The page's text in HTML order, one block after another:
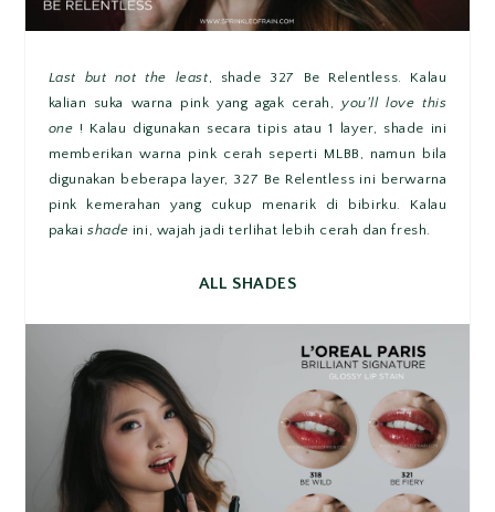
Last but not the least, shade 327 Be Relentless. Kalau
kalian suka warna pink yang agak cerah, you'll love this
one ! Kalau digunakan secara tipis atau 1 layer, shade ini
memberikan warna pink cerah seperti MLBB, namun bila
digunakan beberapa layer, 327 Be Relentless ini berwarna
pink kemerahan yang cukup menarik di bibirku. Kalau
pakaishade ini, wajah jadi terlihat lebih cerah dan fresh.
ALL SHADES